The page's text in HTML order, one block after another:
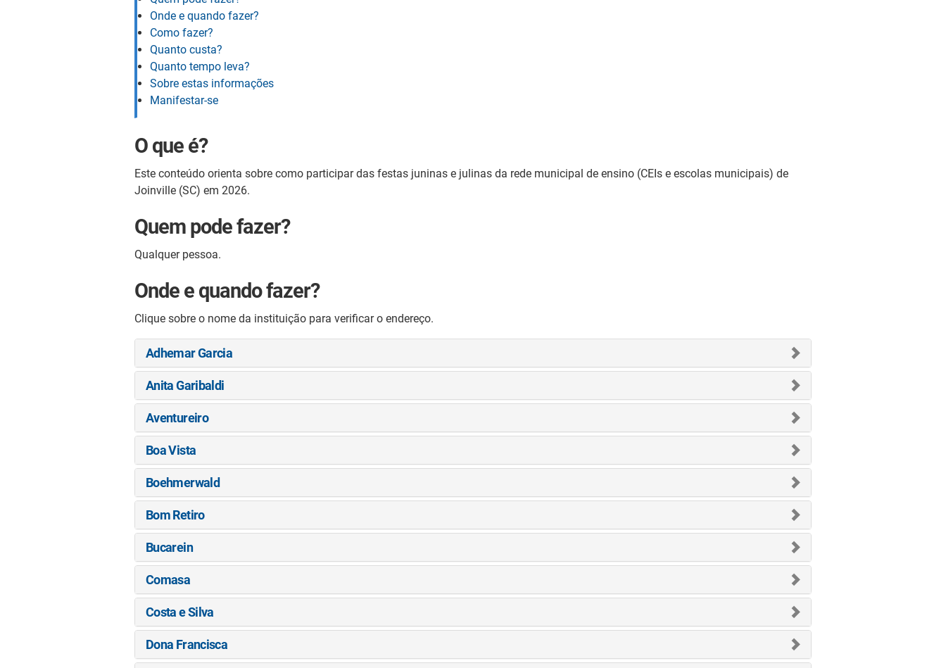
Onde e quando fazer?
Como fazer?
Quanto custa?
Quanto tempo leva?
Sobre estas informações
Manifestar-se
O que é?
Este conteúdo orienta sobre como participar das festas juninas e julinas da rede municipal de ensino (CEIs e escolas municipais) de
Joinville (SC) em 2026.
Quem pode fazer?
Qualquer pessoa.
Onde e quando fazer?
Clique sobre o nome da instituição para verificar o endereço.
Adhemar Garcia
Anita Garibaldi
Aventureiro
Boa Vista
Boehmerwald
Bom Retiro
Bucarein
Comasa
Costa e Silva
Dona Francisca